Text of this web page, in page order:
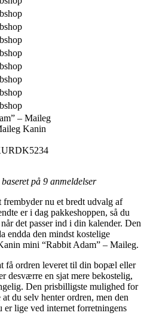
– Maileg
Kanin
på 9 anmeldelser
frembyder nu et bredt udvalg af
er i dag pakkeshoppen, så du
det passer ind i din kalender. Den
endda den mindst kostelige
mini “Rabbit Adam” – Maileg.
få ordren leveret til din bopæl eller
desværre en sjat mere bekostelig,
Den prisbilligste mulighed for
du selv henter ordren, men den
er lige ved internet forretningens